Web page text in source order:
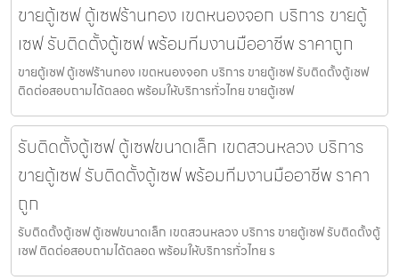
ขายตู้เซฟ ตู้เซฟร้านทอง เขตหนองจอก บริการ ขายตู้
เซฟ รับติดตั้งตู้เซฟ พร้อมทีมงานมืออาชีพ ราคาถูก
ขายตู้เซฟ ตู้เซฟร้านทอง เขตหนองจอก บริการ ขายตู้เซฟ รับติดตั้งตู้เซฟ
ติดต่อสอบถามได้ตลอด พร้อมให้บริการทั่วไทย ขายตู้เซฟ
รับติดตั้งตู้เซฟ ตู้เซฟขนาดเล็ก เขตสวนหลวง บริการ
ขายตู้เซฟ รับติดตั้งตู้เซฟ พร้อมทีมงานมืออาชีพ ราคา
ถูก
รับติดตั้งตู้เซฟ ตู้เซฟขนาดเล็ก เขตสวนหลวง บริการ ขายตู้เซฟ รับติดตั้งตู้
เซฟ ติดต่อสอบถามได้ตลอด พร้อมให้บริการทั่วไทย ร